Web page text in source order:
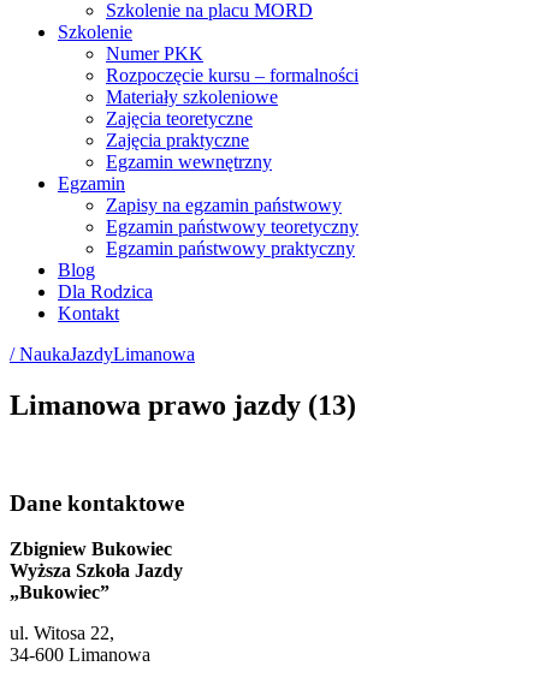
Szkolenie na placu MORD
Szkolenie
Numer PKK
Rozpoczęcie kursu – formalności
Materiały szkoleniowe
Zajęcia teoretyczne
Zajęcia praktyczne
Egzamin wewnętrzny
Egzamin
Zapisy na egzamin państwowy
Egzamin państwowy teoretyczny
Egzamin państwowy praktyczny
Blog
Dla Rodzica
Kontakt
/ NaukaJazdyLimanowa
Limanowa prawo jazdy (13)
Dane kontaktowe
Zbigniew Bukowiec
Wyższa Szkoła Jazdy
„Bukowiec”
ul. Witosa 22,
34-600 Limanowa